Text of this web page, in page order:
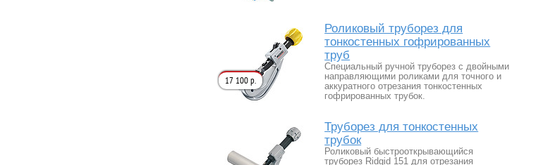
Роликовый труборез для
тонкостенных гофрированных
труб
Специальный ручной труборез с двойными
направляющими роликами для точного и
аккуратного отрезания тонкостенных
гофрированных трубок.
17 100 р.
Труборез для тонкостенных
трубок
Роликовый быстрооткрывающийся
труборез Ridgid 151 для отрезания